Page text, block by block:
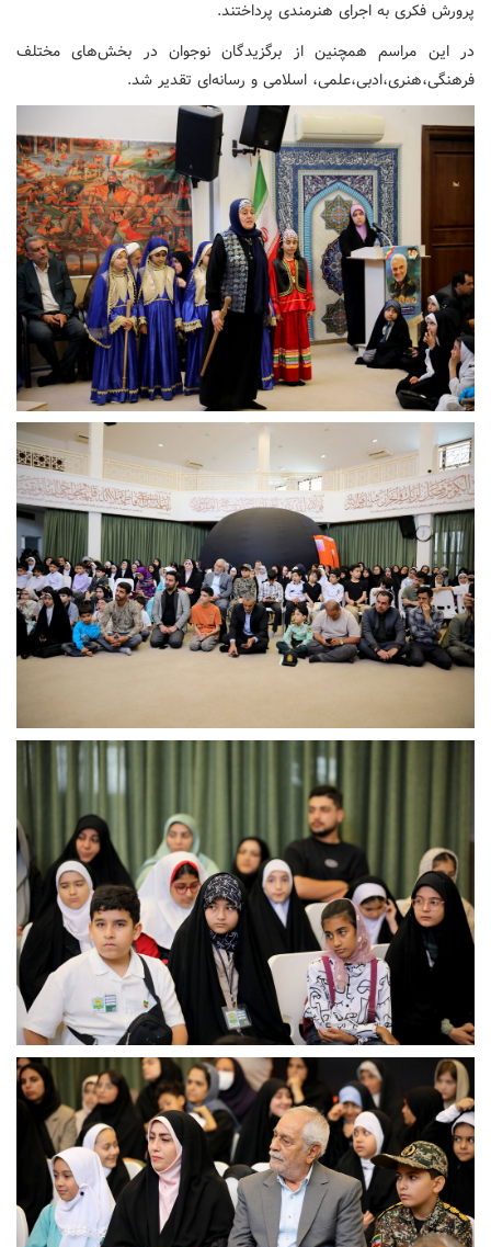
پرورش فکری به اجرای هنرمندی پرداختند.
در این مراسم همچنین از برگزیدگان نوجوان در بخش‌های مختلف
فرهنگی،هنری،ادبی،علمی، اسلامی و رسانه‌ای تقدیر شد.